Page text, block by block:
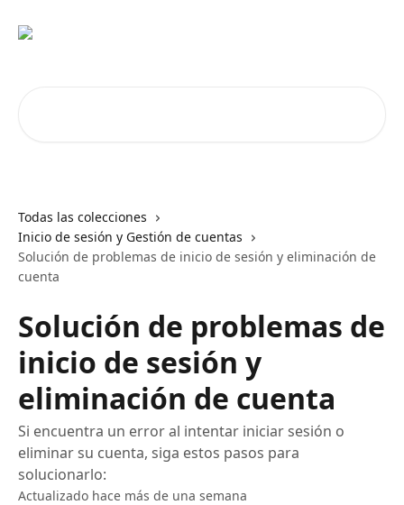
Todas las colecciones
Inicio de sesión y Gestión de cuentas
Solución de problemas de inicio de sesión y eliminación de
cuenta
Solución de problemas de
inicio de sesión y
eliminación de cuenta
Si encuentra un error al intentar iniciar sesión o
eliminar su cuenta, siga estos pasos para
solucionarlo:
Actualizado hace más de una semana